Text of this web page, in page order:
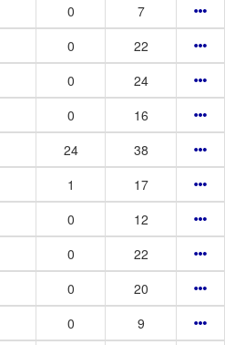
0
7
0
22
0
24
0
16
24
38
1
17
0
12
0
22
0
20
0
9